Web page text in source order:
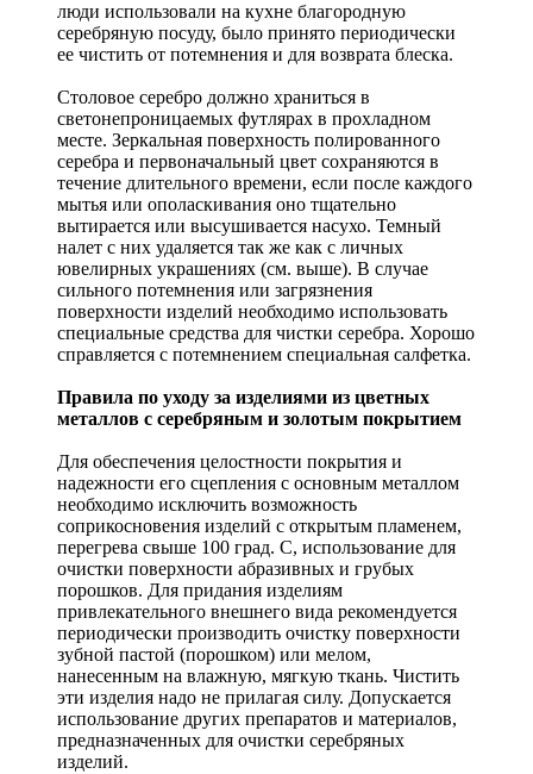
люди использовали на кухне благородную
серебряную посуду, было принято периодически
ее чистить от потемнения и для возврата блеска.
Столовое серебро должно храниться в
светонепроницаемых футлярах в прохладном
месте. Зеркальная поверхность полированного
серебра и первоначальный цвет сохраняются в
течение длительного времени, если после каждого
мытья или ополаскивания оно тщательно
вытирается или высушивается насухо. Темный
налет с них удаляется так же как с личных
ювелирных украшениях (см. выше). В случае
сильного потемнения или загрязнения
поверхности изделий необходимо использовать
специальные средства для чистки серебра. Хорошо
справляется с потемнением специальная салфетка.
Правила по уходу за изделиями из цветных
металлов с серебряным и золотым покрытием
Для обеспечения целостности покрытия и
надежности его сцепления с основным металлом
необходимо исключить возможность
соприкосновения изделий с открытым пламенем,
перегрева свыше 100 град. С, использование для
очистки поверхности абразивных и грубых
порошков. Для придания изделиям
привлекательного внешнего вида рекомендуется
периодически производить очистку поверхности
зубной пастой (порошком) или мелом,
нанесенным на влажную, мягкую ткань. Чистить
эти изделия надо не прилагая силу. Допускается
использование других препаратов и материалов,
предназначенных для очистки серебряных
изделий.